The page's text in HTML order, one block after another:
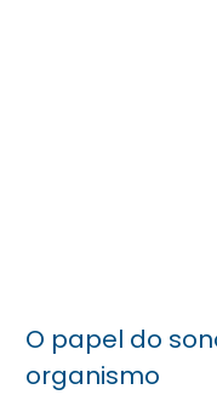
O papel do
organismo